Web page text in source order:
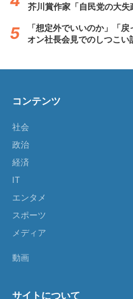
芥川賞作家「自民党の大失
「想定外でいいのか」「
オン社長会見でのしつこい
コンテンツ
社会
政治
経済
IT
エンタメ
スポーツ
メディア
動画
サイトについて